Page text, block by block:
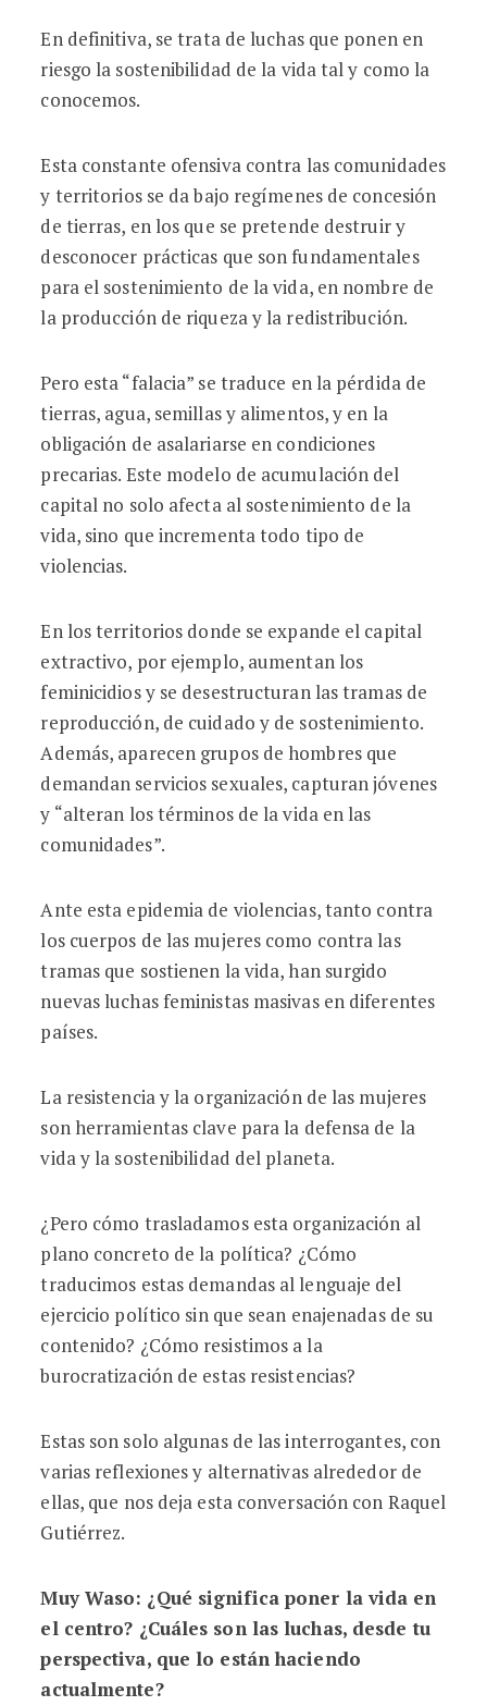
En definitiva, se trata de luchas que ponen en
riesgo la sostenibilidad de la vida tal y como la
conocemos.
Esta constante ofensiva contra las comunidades
y territorios se da bajo regímenes de concesión
de tierras, en los que se pretende destruir y
desconocer prácticas que son fundamentales
para el sostenimiento de la vida, en nombre de
la producción de riqueza y la redistribución.
Pero esta “falacia” se traduce en la pérdida de
tierras, agua, semillas y alimentos, y en la
obligación de asalariarse en condiciones
precarias. Este modelo de acumulación del
capital no solo afecta al sostenimiento de la
vida, sino que incrementa todo tipo de
violencias.
En los territorios donde se expande el capital
extractivo, por ejemplo, aumentan los
feminicidios y se desestructuran las tramas de
reproducción, de cuidado y de sostenimiento.
Además, aparecen grupos de hombres que
demandan servicios sexuales, capturan jóvenes
y “alteran los términos de la vida en las
comunidades”.
Ante esta epidemia de violencias, tanto contra
los cuerpos de las mujeres como contra las
tramas que sostienen la vida, han surgido
nuevas luchas feministas masivas en diferentes
países.
La resistencia y la organización de las mujeres
son herramientas clave para la defensa de la
vida y la sostenibilidad del planeta.
¿Pero cómo trasladamos esta organización al
plano concreto de la política? ¿Cómo
traducimos estas demandas al lenguaje del
ejercicio político sin que sean enajenadas de su
contenido? ¿Cómo resistimos a la
burocratización de estas resistencias?
Estas son solo algunas de las interrogantes, con
varias reflexiones y alternativas alrededor de
ellas, que nos deja esta conversación con Raquel
Gutiérrez.
Muy Waso: ¿Qué significa poner la vida en
el centro? ¿Cuáles son las luchas, desde tu
perspectiva, que lo están haciendo
actualmente?